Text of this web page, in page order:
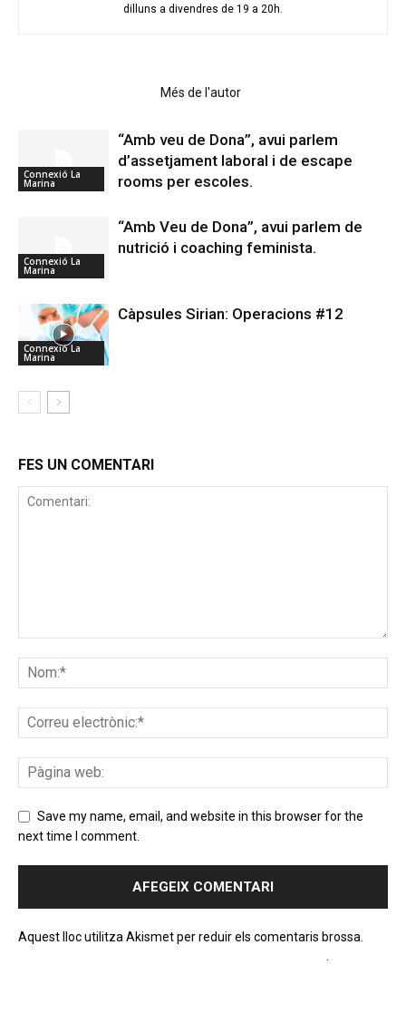
dilluns a divendres de 19 a 20h.
Més de l'autor
Connexió La
Marina
“Amb veu de Dona”, avui parlem
d’assetjament laboral i de escape
rooms per escoles.
Connexió La
Marina
“Amb Veu de Dona”, avui parlem de
nutrició i coaching feminista.
Connexió La
Marina
Càpsules Sirian: Operacions #12
FES UN COMENTARI
Save my name, email, and website in this browser for the
next time I comment.
Aquest lloc utilitza Akismet per reduir els comentaris brossa.